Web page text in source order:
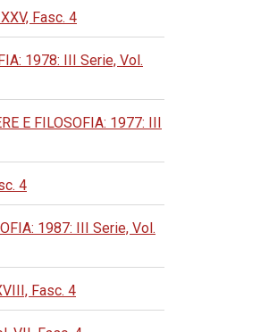
Fasc. 4
1978: III Serie, Vol.
E FILOSOFIA: 1977: III
4
1987: III Serie, Vol.
Fasc. 4